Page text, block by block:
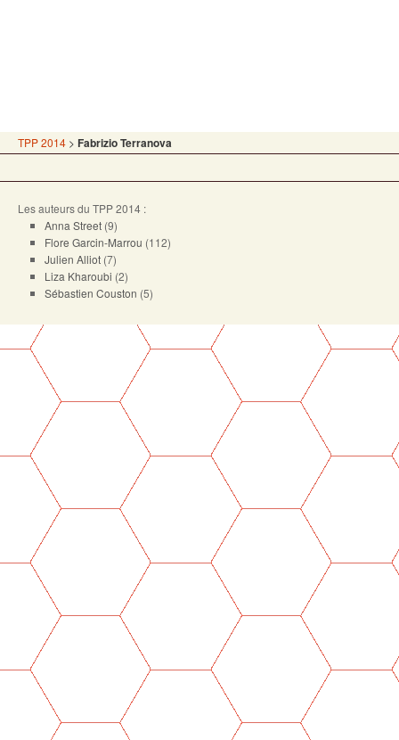
TPP 2014 > Fabrizio Terranova
Les auteurs du TPP 2014 :
Anna Street (9)
Flore Garcin-Marrou (112)
Julien Alliot (7)
Liza Kharoubi (2)
Sébastien Couston (5)